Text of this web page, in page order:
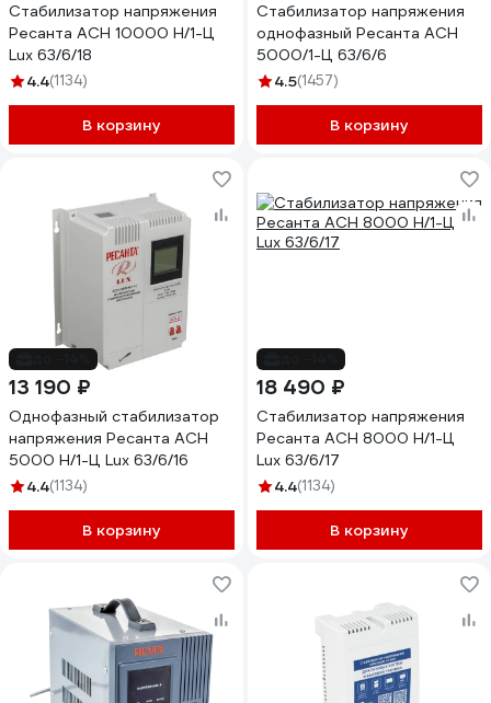
Стабилизатор напряжения
Ресанта АСН 10000 Н/1-Ц
Lux 63/6/18
4.4(1134)
В корзину
Стабилизатор напряжения
однофазный Ресанта АСН
5000/1-Ц 63/6/6
4.5(1457)
В корзину
13 190 ₽
Однофазный стабилизатор
напряжения Ресанта АСН
5000 Н/1-Ц Lux 63/6/16
4.4(1134)
В корзину
18 490 ₽
Стабилизатор напряжения
Ресанта АСН 8000 Н/1-Ц
Lux 63/6/17
4.4(1134)
В корзину